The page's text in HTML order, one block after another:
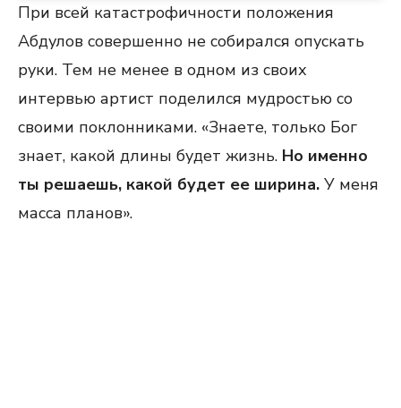
При всей катастрофичности положения
Абдулов совершенно не собирался опускать
руки. Тем не менее в одном из своих
интервью артист поделился мудростью со
своими поклонниками. «Знаете, только Бог
знает, какой длины будет жизнь. Но именно
ты решаешь, какой будет ее ширина. У меня
масса планов».